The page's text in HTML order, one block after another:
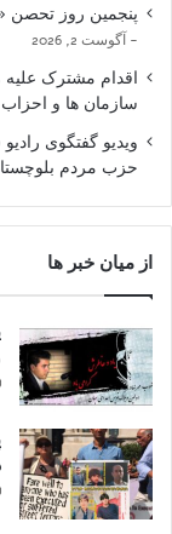
پنجمین روز تحصن
آگوست 2, 2026
اقدام مشترک علیه
سازمان ها و
ویدیو گفتگوی
حزب مردم
از میان خبر ها